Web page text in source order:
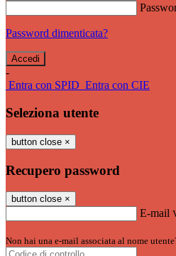
Password dimenticata?
-
Entra con SPID Entra con CIE
Seleziona utente
button close ×
Recupero password
button close ×
E-mail
Non hai una e-mail associata al nome